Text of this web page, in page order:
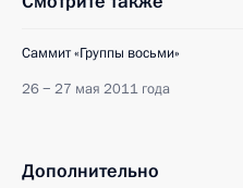
Саммит «Группы восьми»
26 − 27 мая 2011 года
Дополнительно